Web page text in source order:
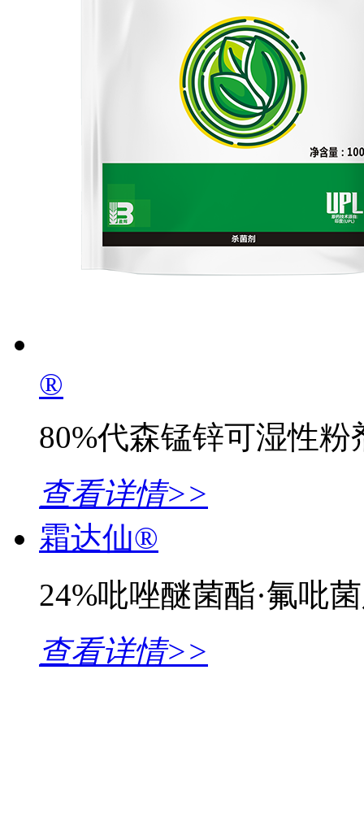
®
80%代森锰锌可湿性
查看详情>>
霜达仙®
24%吡唑醚菌酯·氟吡
查看详情>>